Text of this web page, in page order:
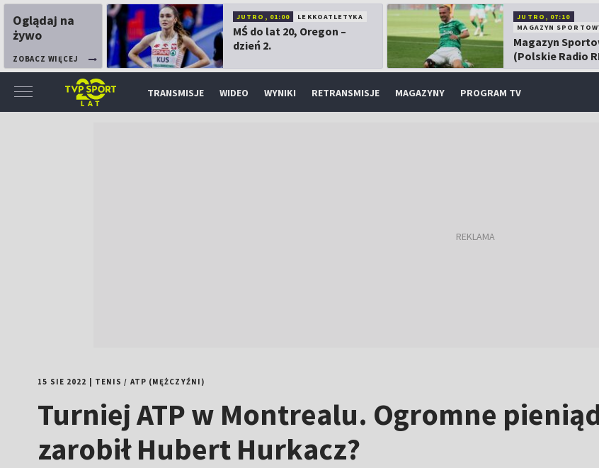
Oglądaj na
żywo
ZOBACZ WIĘCEJ
JUTRO, 01:00 LEKKOATLETYKA
MŚ do lat 20, Oregon –
dzień 2.
JUTRO, 07:10
MAGAZYN
Magazyn
(Polskie Radio
TRANSMISJE WIDEO WYNIKI RETRANSMISJE MAGAZYNY PROGRAM TV
15 SIE 2022 TENIS / ATP (MĘŻCZYŹNI)
Turniej ATP w Montrealu. Ogromne
zarobił Hubert Hurkacz?